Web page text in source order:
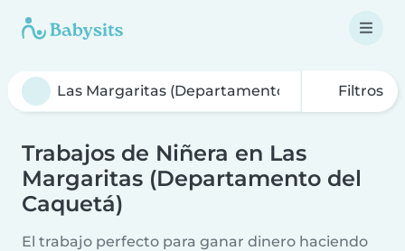
Filtros
Trabajos de Niñera en Las
Margaritas (Departamento del
Caquetá)
El trabajo perfecto para ganar dinero haciendo